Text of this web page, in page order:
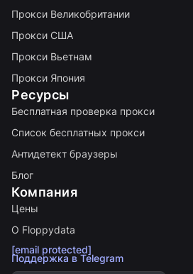
Прокси Великобритании
Прокси США
Прокси Вьетнам
Прокси Япония
Ресурсы
Бесплатная проверка прокси
Список бесплатных прокси
Антидетект браузеры
Блог
Компания
Цены
О Floppydata
[email protected]
Поддержка в Telegram